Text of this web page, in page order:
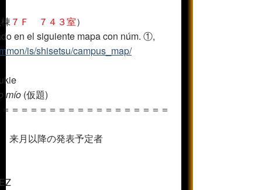
７Ｆ ７４３室）
en el siguiente mapa con núm. ①,
is/shisetsu/campus_map/
mío (仮題)
＝＝＝＝＝＝＝＝＝＝＝＝＝＝＝＝＝
月以降の発表予定者